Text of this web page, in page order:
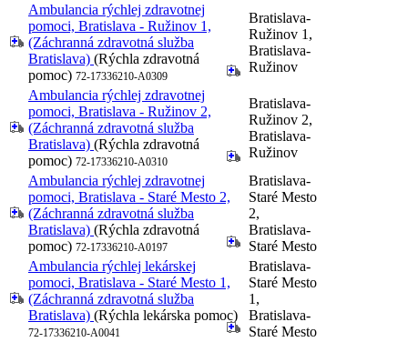
Ambulancia rýchlej zdravotnej
pomoci, Bratislava - Ružinov 1,
(Záchranná zdravotná služba
Bratislava) (Rýchla zdravotná
pomoc) 72-17336210-A0309
Bratislava-
Ružinov 1,
Bratislava-
Ružinov
Ambulancia rýchlej zdravotnej
pomoci, Bratislava - Ružinov 2,
(Záchranná zdravotná služba
Bratislava) (Rýchla zdravotná
pomoc) 72-17336210-A0310
Bratislava-
Ružinov 2,
Bratislava-
Ružinov
Ambulancia rýchlej zdravotnej
pomoci, Bratislava - Staré Mesto 2,
(Záchranná zdravotná služba
Bratislava) (Rýchla zdravotná
pomoc) 72-17336210-A0197
Bratislava-
Staré Mesto
2,
Bratislava-
Staré Mesto
Ambulancia rýchlej lekárskej
pomoci, Bratislava - Staré Mesto 1,
(Záchranná zdravotná služba
Bratislava) (Rýchla lekárska pomoc)
72-17336210-A0041
Bratislava-
Staré Mesto
1,
Bratislava-
Staré Mesto